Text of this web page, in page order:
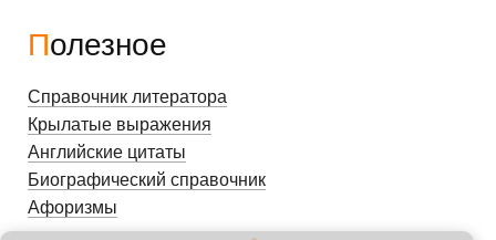
Полезное
Справочник литератора
Крылатые выражения
Английские цитаты
Биографический справочник
Афоризмы